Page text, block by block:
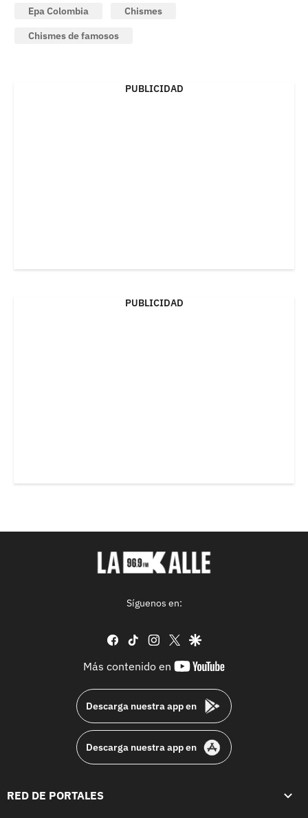
Epa Colombia
Chismes
Chismes de famosos
PUBLICIDAD
PUBLICIDAD
Síguenos en:
facebook
tiktok instagram
twittergoogle
Más contenido en
youtube-
Descarga nuestra app en
Descarga nuestra app en
RED DE PORTALES